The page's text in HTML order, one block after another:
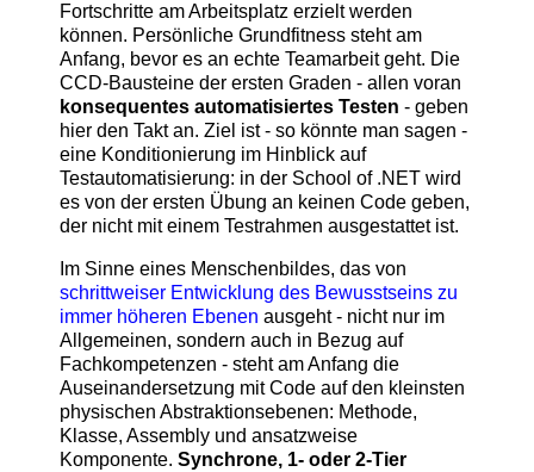
Fortschritte am Arbeitsplatz erzielt werden
können. Persönliche Grundfitness steht am
Anfang, bevor es an echte Teamarbeit geht. Die
CCD-Bausteine der ersten Graden - allen voran
konsequentes automatisiertes Testen - geben
hier den Takt an. Ziel ist - so könnte man sagen -
eine Konditionierung im Hinblick auf
Testautomatisierung: in der School of .NET wird
es von der ersten Übung an keinen Code geben,
der nicht mit einem Testrahmen ausgestattet ist.
Im Sinne eines Menschenbildes, das von
schrittweiser Entwicklung des Bewusstseins zu
immer höheren Ebenen ausgeht - nicht nur im
Allgemeinen, sondern auch in Bezug auf
Fachkompetenzen - steht am Anfang die
Auseinandersetzung mit Code auf den kleinsten
physischen Abstraktionsebenen: Methode,
Klasse, Assembly und ansatzweise
Komponente. Synchrone, 1- oder 2-Tier